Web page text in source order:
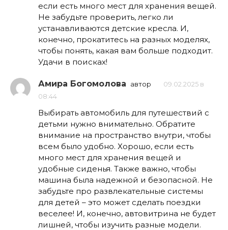
если есть много мест для хранения вещей.
Не забудьте проверить, легко ли
устанавливаются детские кресла. И,
конечно, прокатитесь на разных моделях,
чтобы понять, какая вам больше подходит.
Удачи в поисках!
Амира Богомолова автор
09.02.2025 в
08:44
Выбирать автомобиль для путешествий с
детьми нужно внимательно. Обратите
внимание на пространство внутри, чтобы
всем было удобно. Хорошо, если есть
много мест для хранения вещей и
удобные сиденья. Также важно, чтобы
машина была надежной и безопасной. Не
забудьте про развлекательные системы
для детей – это может сделать поездки
веселее! И, конечно, автовитрина не будет
лишней, чтобы изучить разные модели.